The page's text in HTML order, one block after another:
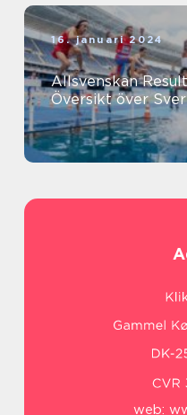
16. januari 2024
Allsvenskan
Översikt över
web: